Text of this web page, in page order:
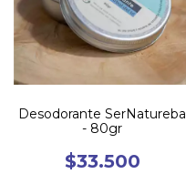
Desodorante SerNatureba
- 80gr
$33.500